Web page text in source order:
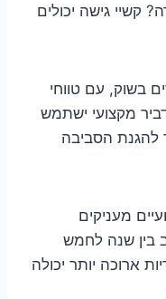
קשיי גישה יכולים
בשוק, עם טווחי
מקצועי ישתמש
להגנת הסביבה
מעניקים
בין שנה לחמש
ארוכה יותר יכולה